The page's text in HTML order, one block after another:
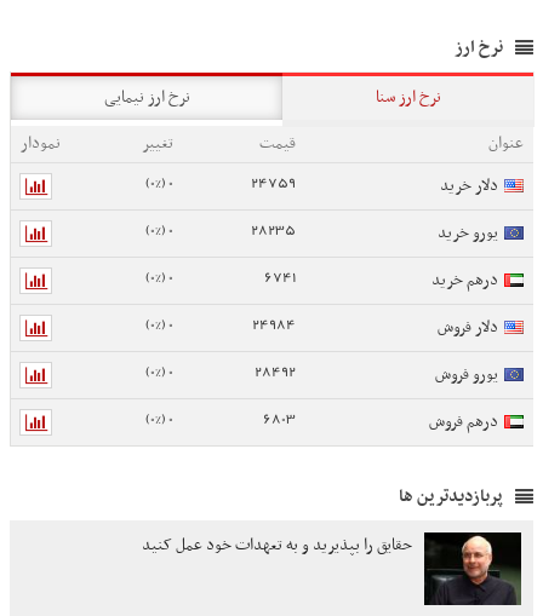
نرخ ارز
نرخ ارز سنا
نرخ ارز نیمایی
عنوان
قیمت تغییر
نمودار
دلار خرید
24759
0 (0%)
یورو خرید 28235
0 (0%)
درهم خرید 6741
0 (0%)
دلار فروش 24984
0 (0%)
یورو فروش 28492
0 (0%)
درهم فروش 6803
0 (0%)
پربازدیدترین ها
حقایق را بپذیرید و به تعهدات خود عمل کنید